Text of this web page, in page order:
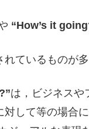
“How’s it
ているものが多
は，ビジネスや
対して等の場合に